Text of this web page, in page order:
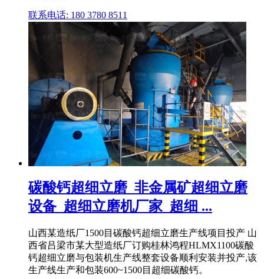
联系电话: 180 3780 8511
碳酸钙超细立磨_非金属矿超细立磨
设备_超细立磨机厂家_超细 ...
山西某造纸厂1500目碳酸钙超细立磨生产线项目投产 山
西省吕梁市某大型造纸厂订购桂林鸿程HLMX1100碳酸
钙超细立磨与包装机生产线整套设备顺利安装并投产,该
生产线生产和包装600~1500目超细碳酸钙。